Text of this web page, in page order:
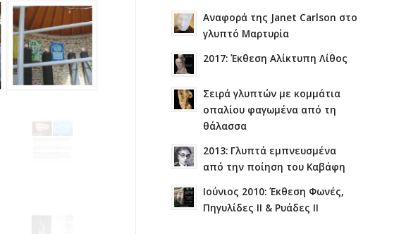
Αναφορά της Janet Carlson στο
γλυπτό Μαρτυρία
2017: Έκθεση Αλίκτυπη Λίθος
Σειρά γλυπτών με κομμάτια
οπαλίου φαγωμένα από τη
θάλασσα
2013: Γλυπτά εμπνευσμένα
από την ποίηση του Καβάφη
Ιούνιος 2010: Έκθεση Φωνές,
Πηγυλίδες ΙΙ & Ρυάδες ΙΙ